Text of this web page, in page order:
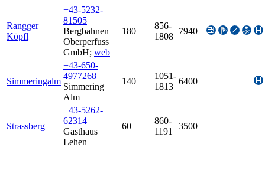
Rangger
Köpfl
+43-5232-
81505
Bergbahnen
Oberperfuss
GmbH; web
180
856-
1808
7940
Simmeringalm
+43-650-
4977268
Simmering
Alm
140
1051-
1813
6400
Strassberg
+43-5262-
62314
Gasthaus
Lehen
60
860-
1191
3500